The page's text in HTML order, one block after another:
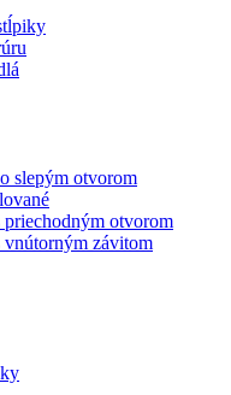
slepým otvorom
otvorom
závitom